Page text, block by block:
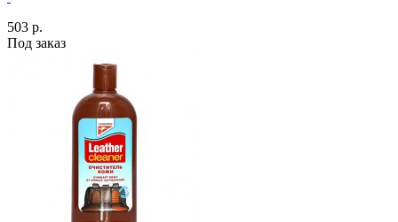
503 р.
Под заказ